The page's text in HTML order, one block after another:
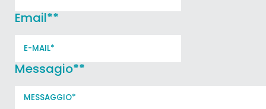
Email**
Messagio**